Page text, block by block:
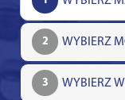
2
3